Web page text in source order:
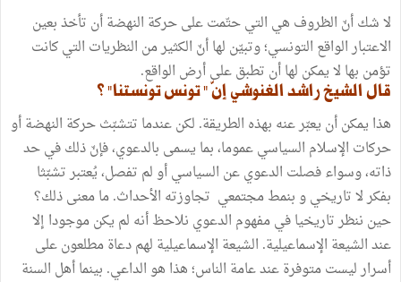
لا شك أنّ الظروف هي التي حتّمت على حركة النهضة أن تأخذ بعين
الاعتبار الواقع التونسي؛ وتبيّن لها أنّ الكثير من النظريات التي كانت
تؤمن بها لا يمكن لها أن تطبق على أرض الواقع.
قال الشيخ راشد الغنوشي إنّ " تونس تونستنا" ؟
هذا يمكن أن يعبّر عنه بهذه الطريقة. لكن عندما تتشبّث حركة النهضة أو
حركات الإسلام السياسي عموما، بما يسمى بالدعوي، فإنّ ذلك في حد
ذاته، وسواء فصلت الدعوي عن السياسي أو لم تفصل، يُعتبر تشبّثا
بفكر لا تاريخي و بنمط مجتمعي تجاوزته الأحداث. ما معنى ذلك؟
حين ننظر تاريخيا في مفهوم الدعوي نلاحظ أنه لم يكن موجودا إلا
عند الشيعة الإسماعيلية. الشيعة الإسماعيلية لهم دعاة مطلعون على
أسرار ليست متوفرة عند عامة الناس؛ هذا هو الداعي. بينما أهل السنة